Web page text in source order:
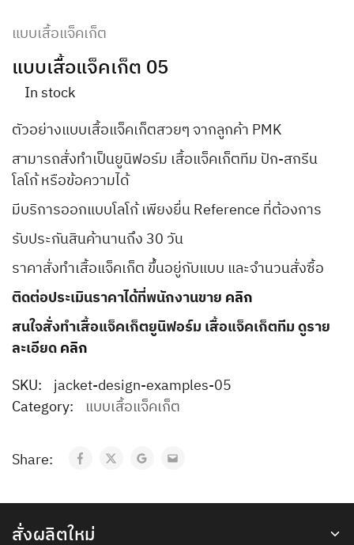
แบบเสื้อแจ็คเก็ต
แบบเสื้อแจ็คเก็ต 05
In stock
ตัวอย่างแบบเสื้อแจ็คเก็ตสวยๆ จากลูกค้า PMK
สามารถสั่งทำเป็นยูนิฟอร์ม เสื้อแจ็คเก็ตทีม ปัก-สกรีน
โลโก้ หรือข้อความได้
มีบริการออกแบบโลโก้ เพียงยื่น Reference ที่ต้องการ
รับประกันสินค้านานถึง 30 วัน
ราคาสั่งทำเสื้อแจ็คเก็ต ขึ้นอยู่กับแบบ และจำนวนสั่งซื้อ
ติดต่อประเมินราคาได้ที่พนักงานขาย คลิก
สนใจสั่งทำเสื้อแจ็คเก็ตยูนิฟอร์ม เสื้อแจ็คเก็ตทีม ดูราย
ละเอียดคลิก
SKU: jacket-design-examples-05
Category: แบบเสื้อแจ็คเก็ต
Share:
สั่งผลิตใหม่